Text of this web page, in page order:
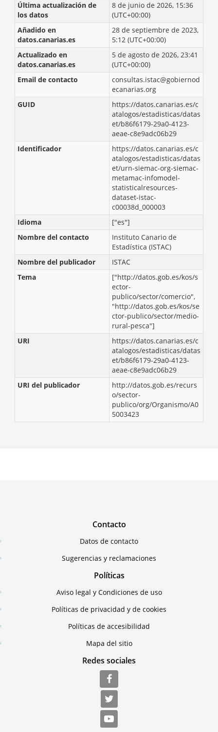
Última actualización de
los datos
8 de junio de 2026, 15:36
(UTC+00:00)
Añadido en
datos.canarias.es
28 de septiembre de 2023,
5:12 (UTC+00:00)
Actualizado en
datos.canarias.es
5 de agosto de 2026, 23:41
(UTC+00:00)
Email de contacto
consultas.istac@gobiernod
ecanarias.org
GUID
https://datos.canarias.es/c
atalogos/estadisticas/datas
et/b86f6179-29a0-4123-
aeae-c8e9adc06b29
Identificador
https://datos.canarias.es/c
atalogos/estadisticas/datas
et/urn-siemac-org-siemac-
metamac-infomodel-
statisticalresources-
dataset-istac-
c00038d_000003
Idioma
["es"]
Nombre del contacto
Instituto Canario de
Estadística (ISTAC)
Nombre del publicador
ISTAC
Tema
["http://datos.gob.es/kos/s
ector-
publico/sector/comercio",
"http://datos.gob.es/kos/se
ctor-publico/sector/medio-
rural-pesca"]
URI
https://datos.canarias.es/c
atalogos/estadisticas/datas
et/b86f6179-29a0-4123-
aeae-c8e9adc06b29
URI del publicador
http://datos.gob.es/recurs
o/sector-
publico/org/Organismo/A0
5003423
Contacto
Datos de contacto
Sugerencias y reclamaciones
Políticas
Aviso legal y Condiciones de uso
Políticas de privacidad y de cookies
Políticas de accesibilidad
Mapa del sitio
Redes sociales